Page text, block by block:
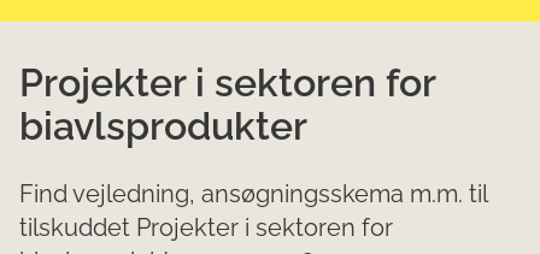
Projekter i sektoren for
biavlsprodukter
Find vejledning, ansøgningsskema m.m. til
tilskuddet Projekter i sektoren for